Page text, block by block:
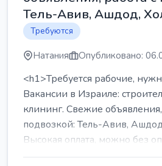
Тель-Авив, Ашдод,
Требуются
Натания Опубликовано:
<h1>Требуется рабочие,
Вакансии в Израиле:
клининг. Свежие
подвозкой: Тель-Авив,
Высокая оплата, можно без
...